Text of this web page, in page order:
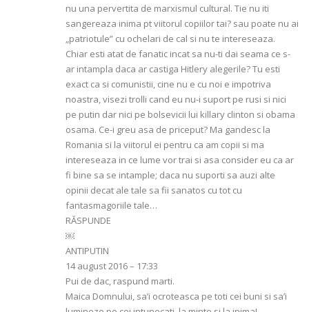
nu una pervertita de marxismul cultural. Tie nu iti
sangereaza inima pt viitorul copiilor tai? sau poate nu ai
„patriotule” cu ochelari de cal si nu te intereseaza.
Chiar esti atat de fanatic incat sa nu-ti dai seama ce s-
ar intampla daca ar castiga Hitlery alegerile? Tu esti
exact ca si comunistii, cine nu e cu noi e impotriva
noastra, visezi trolli cand eu nu-i suport pe rusi si nici
pe putin dar nici pe bolsevicii lui killary clinton si obama
osama. Ce-i greu asa de priceput? Ma gandesc la
Romania si la viitorul ei pentru ca am copii si ma
intereseaza in ce lume vor trai si asa consider eu ca ar
fi bine sa se intample; daca nu suporti sa auzi alte
opinii decat ale tale sa fii sanatos cu tot cu
fantasmagoriile tale…
RĂSPUNDE
￼
ANTIPUTIN
14 august 2016 – 17:33
Pui de dac, raspund marti.
Maica Domnului, sa’i ocroteasca pe toti cei buni si sa’i